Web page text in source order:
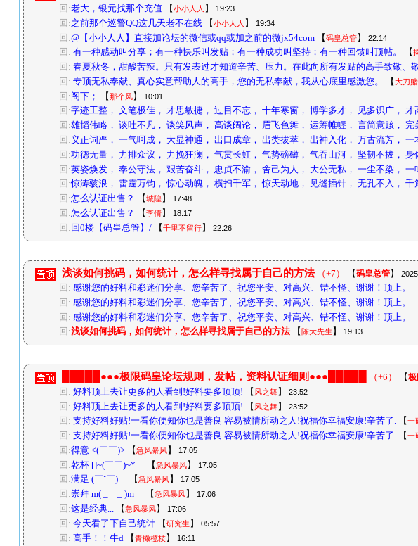
『全网统计:新澳门』 📝《统计:合数》
【码神】『全网统计:新澳门』
『全网统计:新澳门』 📝《统计:特段》
【万马奔腾】 『全网统计:新澳门』
『全网统计:新澳门』 📝
『全网统计:新澳门』 📝《统计:五行》 『全网统计:新澳门』 📝
『全网统计:新澳门』 📝 《统计:五门》
【铁公鸡】『全网统计:新澳门』
『全网统计:新澳门』 📝
『全网统计:新澳门』 📝 《统计:半波单双》 『全网统计:新澳门』 📝
『全网统计:新澳门』 📝 《统计:半波大小》 『全网统计:新澳门』 📝
回:老大，银元找那个充值 【小小人人 】 19:23
回:之前那个巡警QQ这几天老不在线 【小小人人 】 19:34
回:@【小小人人】直接加论坛的微信或qq或加之前的微jx54com 【码皇总管】 22:14
回: 有一种感动叫分享；有一种快乐叫发贴；有一种成功叫坚持；有一种回馈叫顶帖。 【
回: 春夏秋冬，甜酸苦辣。只有发表过才知道辛苦、压力。在此向所有发贴的高手致敬、
回: 专顶无私奉献、真心实意帮助人的高手，您的无私奉献，我从心底里感激您。 【大刀
回:阁下； 【那个风】 10:01
回:字迹工整， 文笔极佳， 才思敏捷， 过目不忘， 十年寒窗， 博学多才， 见多识广， 才
回:雄韬伟略， 谈吐不凡， 谈笑风声， 高谈阔论， 眉飞色舞， 运筹帷幄， 言简意赅， 完
回: 义正词严， 一气呵成， 大显神通， 出口成章， 出类拔萃， 出神入化， 万古流芳， 一
回:功德无量， 力排众议， 力挽狂澜， 气贯长虹， 气势磅礴， 气吞山河， 坚韧不拔， 身
回:英姿焕发， 奉公守法， 艰苦奋斗， 忠贞不渝， 舍己为人， 大公无私， 一尘不染， 一
回:惊涛骇浪， 雷霆万钧， 惊心动魄， 横扫千军， 惊天动地， 见缝插针， 无孔不入， 千
回:怎么认证出售？ 【城隍 】 17:48
回:怎么认证出售？ 【李倩】 18:17
回:回0楼【码皇总管】/ 【千里不留行】 22:26
浅谈如何挑码，如何统计，怎么样寻找属于自己的方法 （+7） 【码皇总管】
回: 感谢您的好料和彩迷们分享、您辛苦了、祝您平安、对高兴、错不怪、谢谢！顶上。
回: 感谢您的好料和彩迷们分享、您辛苦了、祝您平安、对高兴、错不怪、谢谢！顶上。
回: 感谢您的好料和彩迷们分享、您辛苦了、祝您平安、对高兴、错不怪、谢谢！顶上。
回:浅谈如何挑码，如何统计，怎么样寻找属于自己的方法 【 陈大先生 】 19:13
█████●●●极限码皇论坛规则，发帖，资料认证细则●●●█████ （+6） 【
回: 好料顶上去让更多的人看到!好料要多顶顶! 【 风之舞】 23:52
回: 好料顶上去让更多的人看到!好料要多顶顶! 【风之舞】 23:52
回: 支持好料好贴!一看你便知你也是善良 容易被情所动之人!祝福你幸福安康!辛苦了. 【一
回: 支持好料好贴!一看你便知你也是善良 容易被情所动之人!祝福你幸福安康!辛苦了. 【一
回:得意 <(￣￣)> 【急风暴风】 17:05
回:乾杯 []~(￣￣)~* 【急风暴风】 17:05
回:满足 (￣ˇ￣) 【急风暴风】 17:05
回:崇拜 m( _ _ )m 【急风暴风】 17:06
回:这是经典... 【急风暴风】 17:06
回: 今天看了下自己统计 【研究生 】 05:57
回: 高手！！牛d 【青橄榄枝】 16:11